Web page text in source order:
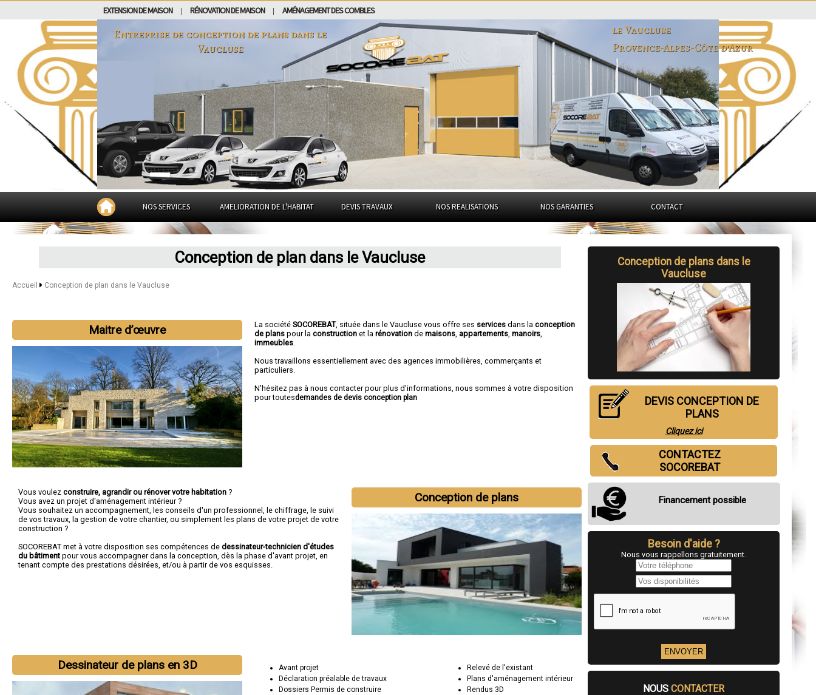
EXTENSION DE MAISON RÉNOVATION DE MAISON AMÉNAGEMENT DES COMBLES
Entreprise de conception de plans dansle
Vaucluse
le Vaucluse
Provence-Alpes-Côte d'Azur
NOS SERVICES AMELIORATION DE L'HABITAT DEVIS TRAVAUX NOS REALISATIONS NOS GARANTIES CONTACT
Conception de plan dans le Vaucluse
Accueil Conception de plan dans le Vaucluse
Maitre d’œuvre La sociétéSOCOREBAT, située dans le Vaucluse vous offre ses services dans laconception
de plans pour laconstruction et larénovation demaisons, appartements,manoirs,
immeubles.
Nous travaillons essentiellement avec des agences immobilières, commerçants et
particuliers.
N'hésitez pas à nous contacter pour plus d'informations, nous sommes à votre disposition
pour toutesdemandes de devis conception plan
Conception de plans
Vous voulez construire, agrandir ou rénover votre habitation ?
Vous avez un projet d'aménagement intérieur ?
Vous souhaitez un accompagnement, les conseils d'un professionnel, le chiffrage, le suivi
de vos travaux, la gestion de votre chantier, ou simplement les plans de votre projet de votre
construction ?
SOCOREBAT met à votre disposition ses compétences de dessinateur-technicien d'études
du bâtiment pour vous accompagner dans la conception, dès la phase d'avant projet, en
tenant compte des prestations désirées, et/ou à partir de vos esquisses.
Dessinateur de plans en 3D
Avant projet
Déclaration préalable de travaux
Dossiers Permis de construire
Relevé de l'existant
Plans d'aménagement intérieur
Rendus 3D
Conception de plans dans le
Vaucluse
DEVIS CONCEPTION DE
PLANS
Cliquez ici
CONTACTEZ
SOCOREBAT
Financement possible
Besoin d'aide ?
Nous vous rappellons gratuitement.
NOUS CONTACTER